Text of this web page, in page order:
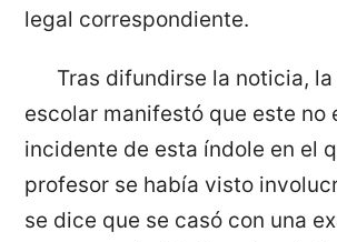
legal correspondiente.
Tras difundirse la noticia,
escolar manifestó que este no
incidente de esta índole en el
profesor se había visto
se dice que se casó con una